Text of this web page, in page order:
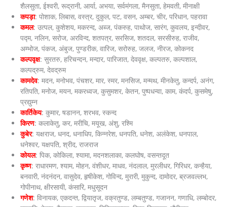
शैलसुता, ईश्वरी, रूद्रानी, आर्या, अभया, सर्वमंगला, मैनसुता, हेमवती, मीनाक्षी
कपड़ा: पोशाक, लिबास, वस्त्र, दुकुल, पट, वसन, अम्बर, चीर, परिधान, पहरावा
कमल: उत्पल, कुशेशय, मकरन्द, अब्ज, पंकरुह, पाथोज, सारंग, कुवलय, इन्दीवर,
पद्म, नलिन, सरोज, अरविन्द, शतपत्र, सरसिज, शतदल, सरसीरुह, राजीव,
अम्भोज, पंकज, अंबुज, पुण्डरीक, वारिज, सरोरुह, जलज, नीरज, कोकनद
कल्पवृक्ष: सुरतरु, हरिचन्दन, मन्दार, पारिजात, देववृक्ष, कल्पतरु, कल्पशाल,
कल्पद्रुम, देवद्रुम
कामदेव: मदन, मनोभव, पंचशर, मार, स्मर, मनसिज, मन्मथ, मीनकेतु, कन्दर्प, अनंग,
रतिपति, मनोज, मयन, मकरध्वज, कुसुमशर, केतन, पुष्पधन्वा, काम, कंदर्प, कुसमेषु,
प्रद्युम्न
कार्तिकेय: कुमार, षडानन, शरभव, स्कन्द
किरण: कलाकेतु, कर, मरीचि, मयूख, अंशु, रश्मि
कुबेर: यक्षराज, धनद, धनाधिप, किन्नरेश, धनपति, धनेश, अलंकेश, धनपाल,
धनेश्वर, यक्षपति, श्रीद, राजराज
कोयल: पिक, कोकिला, श्यामा, मदनशलाका, कलघोष, वसन्तदूत
कृष्ण: राधारमण, श्याम, मोहन, वंशीधर, माधव, नंदलाल, मुरलीधर, गिरिधर, कन्हैया,
बनवारी, नंदनंदन, वासुदेव, हृषीकेश, गोविन्द, मुरारी, मुकुन्द, दामोदर, ब्रजवल्लभ,
गोपीनाथ, क्षीरसायी, कंसारि, मधुसूदन
गणेश: विनायक, एकदन्त, द्वियातृज, वक्रतुण्ड, लम्बतुण्ड, गजानन, गणाधि, लम्बोदर,